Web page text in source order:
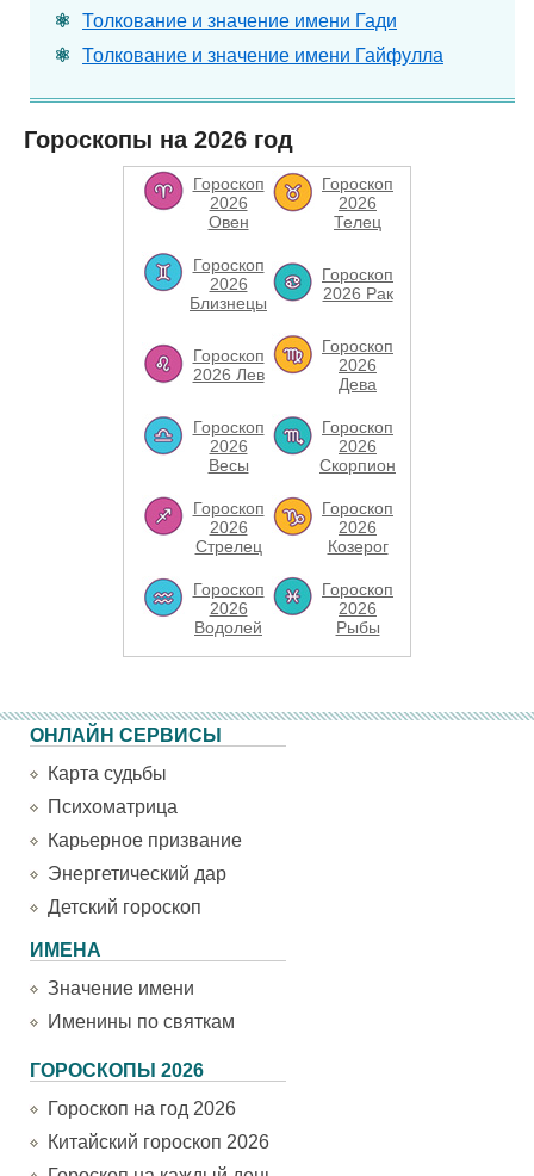
Толкование и значение имени Гади
Толкование и значение имени Гайфулла
Гороскопы на 2026 год
Гороскоп
2026
Овен
Гороскоп
2026
Телец
Гороскоп
2026
Близнецы
Гороскоп
2026 Рак
Гороскоп
2026 Лев
Гороскоп
2026
Дева
Гороскоп
2026
Весы
Гороскоп
2026
Скорпион
Гороскоп
2026
Стрелец
Гороскоп
2026
Козерог
Гороскоп
2026
Водолей
Гороскоп
2026
Рыбы
ОНЛАЙН СЕРВИСЫ
Карта судьбы
Психоматрица
Карьерное призвание
Энергетический дар
Детский гороскоп
ИМЕНА
Значение имени
Именины по святкам
ГОРОСКОПЫ 2026
Гороскоп на год 2026
Китайский гороскоп 2026